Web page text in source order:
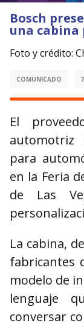
Bosch
una cabina
Foto y crédito:
COMUNICADO
El
automotriz
para
en la Feria
de Las
La cabina,
fabricantes
modelo de
lenguaje
conversar